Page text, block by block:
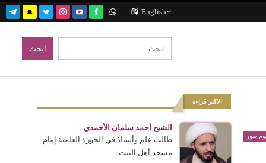
English
صور
الاكثر قراءة
الشيخ أحمد سلمان الأحمدي
طالب علم وأستاذ في الحوزة العلمية إمام
مسجد أهل البيت...